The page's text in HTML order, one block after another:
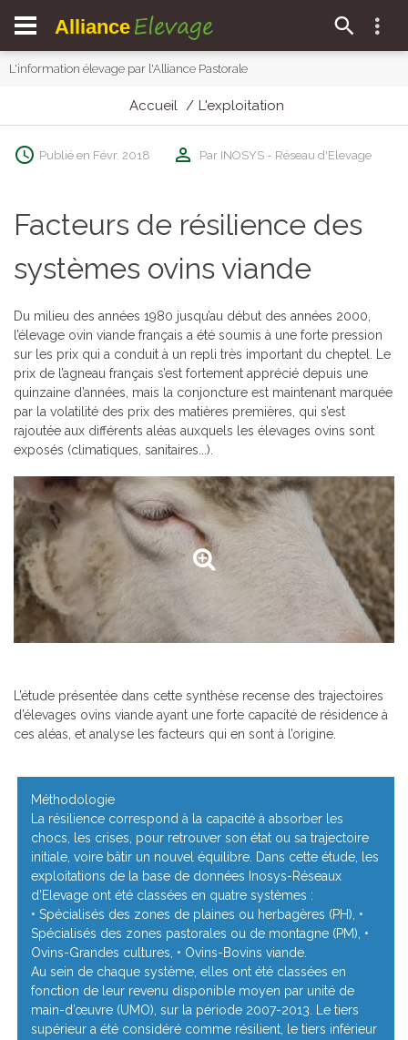
Alliance Elevage
L'information élevage par l'Alliance Pastorale
Accueil L'exploitation
Publié en Févr. 2018 Par INOSYS - Réseau d'Elevage
Facteurs de résilience des
systèmes ovins viande
Du milieu des années 1980 jusqu’au début des années 2000,
l’élevage ovin viande français a été soumis à une forte pression
sur les prix qui a conduit à un repli très important du cheptel. Le
prix de l’agneau français s’est fortement apprécié depuis une
quinzaine d’années, mais la conjoncture est maintenant marquée
par la volatilité des prix des matières premières, qui s’est
rajoutée aux différents aléas auxquels les élevages ovins sont
exposés (climatiques, sanitaires...).
L’étude présentée dans cette synthèse recense des trajectoires
d’élevages ovins viande ayant une forte capacité de résidence à
ces aléas, et analyse les facteurs qui en sont à l’origine.
Méthodologie
La résilience correspond à la capacité à absorber les
chocs, les crises, pour retrouver son état ou sa trajectoire
initiale, voire bâtir un nouvel équilibre. Dans cette étude, les
exploitations de la base de données Inosys-Réseaux
d’Elevage ont été classées en quatre systèmes :
• Spécialisés des zones de plaines ou herbagères (PH), •
Spécialisés des zones pastorales ou de montagne (PM), •
Ovins-Grandes cultures, • Ovins-Bovins viande.
Au sein de chaque système, elles ont été classées en
fonction de leur revenu disponible moyen par unité de
main-d’œuvre (UMO), sur la période 2007-2013. Le tiers
supérieur a été considéré comme résilient, le tiers inférieur